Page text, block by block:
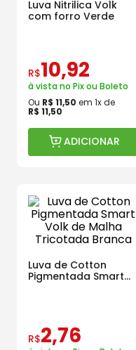
Luva Nitrilica Volk
com forro Verde
R$10,92
à vista no Pix ou Boleto
Ou R$ 11,50 em 1x de
R$ 11,50
ADICIONAR
Luva de Cotton
Pigmentada Smart
R$2,76